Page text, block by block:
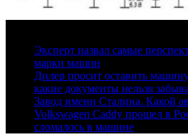
Эксперт назвал самые
марки машин
Дилер просит оставить
какие документы нельзя
Завод имени Сталина. Какой
Volkswagen Caddy прошел в
сломалось в машине